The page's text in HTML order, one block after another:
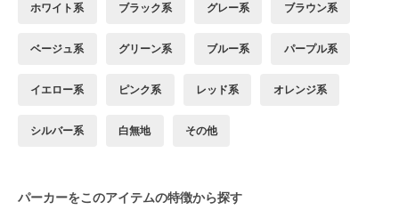
ホワイト系 ブラック系 グレー系 ブラウン系
ベージュ系 グリーン系 ブルー系 パープル系
イエロー系 ピンク系 レッド系 オレンジ系
シルバー系 白無地 その他
パーカーをこのアイテムの特徴から探す